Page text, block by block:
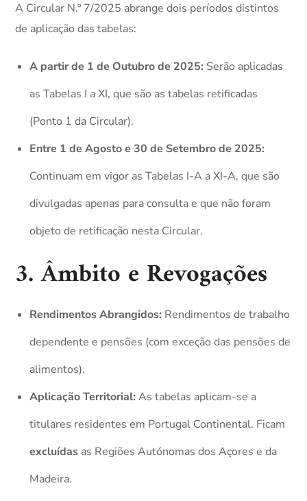
A Circular N.º 7/2025 abrange dois períodos distintos
de aplicação das tabelas:
A partir de 1 de Outubro de 2025: Serão aplicadas
as Tabelas I a XI, que são as tabelas retificadas
(Ponto 1 da Circular).
Entre 1 de Agosto e 30 de Setembro de 2025:
Continuam em vigor as Tabelas I-A a XI-A, que são
divulgadas apenas para consulta e que não foram
objeto de retificação nesta Circular.
3. Âmbito e Revogações
Rendimentos Abrangidos: Rendimentos de trabalho
dependente e pensões (com exceção das pensões de
alimentos).
Aplicação Territorial: As tabelas aplicam-se a
titulares residentes em Portugal Continental. Ficam
excluídas as Regiões Autónomas dos Açores e da
Madeira.